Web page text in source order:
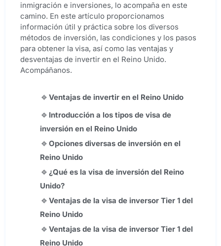
inmigración e inversiones, lo acompaña en este
camino. En este artículo proporcionamos
información útil y práctica sobre los diversos
métodos de inversión, las condiciones y los pasos
para obtener la visa, así como las ventajas y
desventajas de invertir en el Reino Unido.
Acompáñanos.
Ventajas de invertir en el Reino Unido
Introducción a los tipos de visa de
inversión en el Reino Unido
Opciones diversas de inversión en el
Reino Unido
¿Qué es la visa de inversión del Reino
Unido?
Ventajas de la visa de inversor Tier 1 del
Reino Unido
Ventajas de la visa de inversor Tier 1 del
Reino Unido